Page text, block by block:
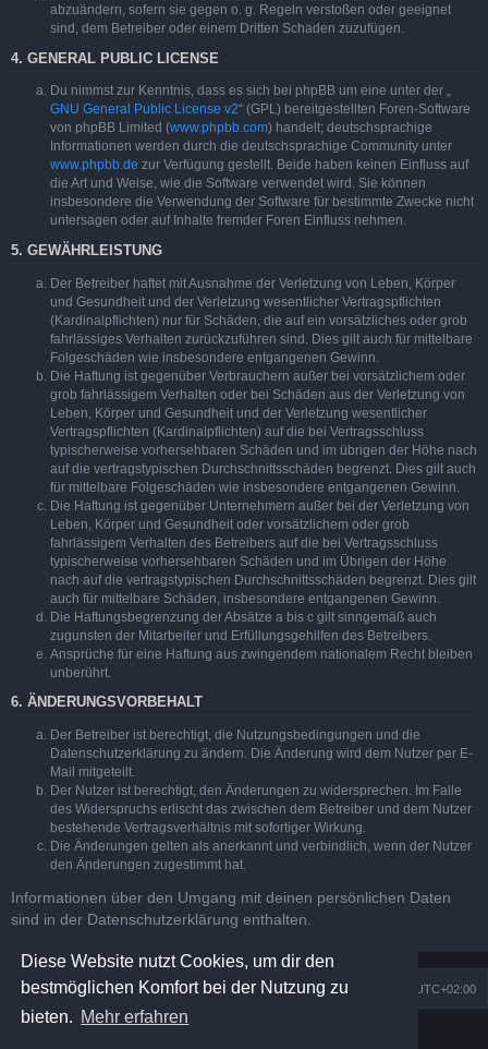
Diese Website nutzt Cookies, um dir den
bestmöglichen Komfort bei der Nutzung zu
bieten. Mehr erfahren
abzuändern, sofern sie gegen o. g. Regeln verstoßen oder geeignet
sind, dem Betreiber oder einem Dritten Schaden zuzufügen.
4. GENERAL PUBLIC LICENSE
Du nimmst zur Kenntnis, dass es sich bei phpBB um eine unter der „
GNU General Public License v2“ (GPL) bereitgestellten Foren-Software
von phpBB Limited (www.phpbb.com) handelt; deutschsprachige
Informationen werden durch die deutschsprachige Community unter
www.phpbb.de zur Verfügung gestellt. Beide haben keinen Einfluss auf
die Art und Weise, wie die Software verwendet wird. Sie können
insbesondere die Verwendung der Software für bestimmte Zwecke nicht
untersagen oder auf Inhalte fremder Foren Einfluss nehmen.
5. GEWÄHRLEISTUNG
Der Betreiber haftet mit Ausnahme der Verletzung von Leben, Körper
und Gesundheit und der Verletzung wesentlicher Vertragspflichten
(Kardinalpflichten) nur für Schäden, die auf ein vorsätzliches oder grob
fahrlässiges Verhalten zurückzuführen sind. Dies gilt auch für mittelbare
Folgeschäden wie insbesondere entgangenen Gewinn.
Die Haftung ist gegenüber Verbrauchern außer bei vorsätzlichem oder
grob fahrlässigem Verhalten oder bei Schäden aus der Verletzung von
Leben, Körper und Gesundheit und der Verletzung wesentlicher
Vertragspflichten (Kardinalpflichten) auf die bei Vertragsschluss
typischerweise vorhersehbaren Schäden und im übrigen der Höhe nach
auf die vertragstypischen Durchschnittsschäden begrenzt. Dies gilt auch
für mittelbare Folgeschäden wie insbesondere entgangenen Gewinn.
Die Haftung ist gegenüber Unternehmern außer bei der Verletzung von
Leben, Körper und Gesundheit oder vorsätzlichem oder grob
fahrlässigem Verhalten des Betreibers auf die bei Vertragsschluss
typischerweise vorhersehbaren Schäden und im Übrigen der Höhe
nach auf die vertragstypischen Durchschnittsschäden begrenzt. Dies gilt
auch für mittelbare Schäden, insbesondere entgangenen Gewinn.
Die Haftungsbegrenzung der Absätze a bis c gilt sinngemäß auch
zugunsten der Mitarbeiter und Erfüllungsgehilfen des Betreibers.
Ansprüche für eine Haftung aus zwingendem nationalem Recht bleiben
unberührt.
6. ÄNDERUNGSVORBEHALT
Der Betreiber ist berechtigt, die Nutzungsbedingungen und die
Datenschutzerklärung zu ändern. Die Änderung wird dem Nutzer per E-
Mail mitgeteilt.
Der Nutzer ist berechtigt, den Änderungen zu widersprechen. Im Falle
des Widerspruchs erlischt das zwischen dem Betreiber und dem Nutzer
bestehende Vertragsverhältnis mit sofortiger Wirkung.
Die Änderungen gelten als anerkannt und verbindlich, wenn der Nutzer
den Änderungen zugestimmt hat.
Informationen über den Umgang mit deinen persönlichen Daten
sind in der Datenschutzerklärung enthalten.
Köln Bonner Astrotreff Alle Zeiten sind UTC+02:00
Powered byphpBB